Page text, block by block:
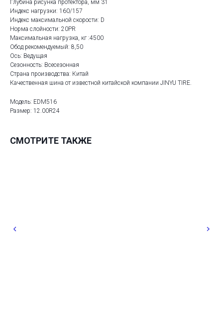
Глубина рисунка протектора, мм 31
Индекс нагрузки: 160/157
Индекс максимальной скорости: D
Норма слойности: 20PR
Максимальная нагрузка, кг :4500
Обод рекомендуемый: 8,50
Ось: Ведущая
Сезонность: Всесезонная
Страна производства: Китай
Качественная шина от известной китайской компании JINYU TIRE.
Модель: EDM516
Размер: 12.00R24
СМОТРИТЕ ТАКЖЕ